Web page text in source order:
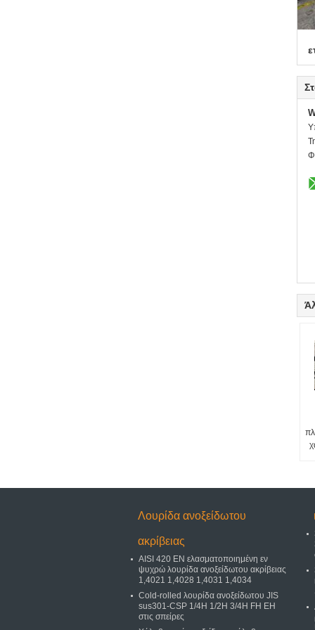
Λουρίδα ανοξείδωτου
ακρίβειας
AISI 420 EN ελασματοποιημένη εν
ψυχρώ λουρίδα ανοξείδωτου ακρίβειας
1,4021 1,4028 1,4031 1,4034
Cold-rolled λουρίδα ανοξείδωτου JIS
sus301-CSP 1/4H 1/2H 3/4H FH EH
στις σπείρες